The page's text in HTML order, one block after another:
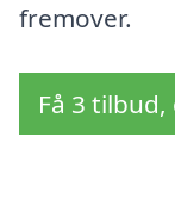
fremover.
Få 3